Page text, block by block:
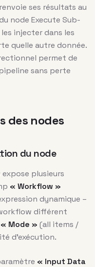
ses résultats au
node Execute Sub-
injecter dans les
quelle autre donnée.
permet de
sans perte
des nodes
du node
plusieurs
« Workflow »
dynamique –
différent
« Mode » (all items /
d’exécution.
« Input Data